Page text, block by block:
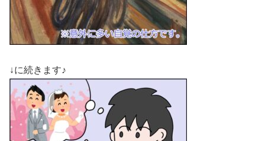
↓に続きます♪